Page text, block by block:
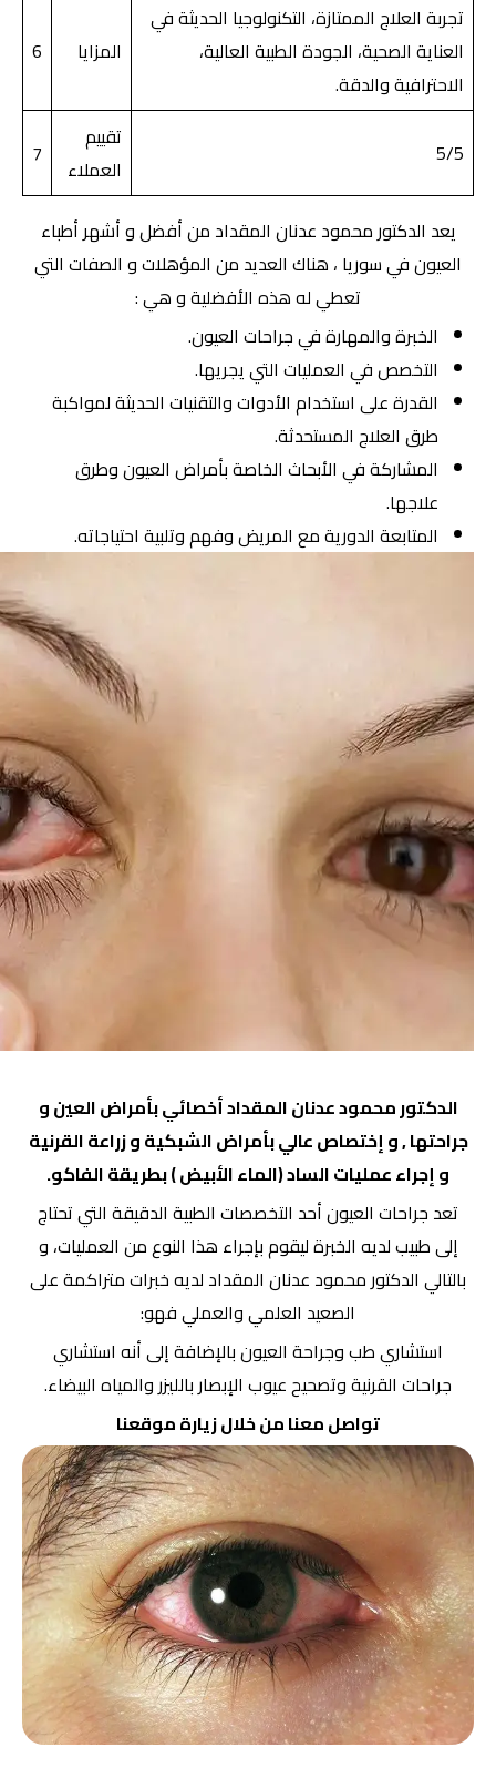
تجربة العلاج الممتازة، التكنولوجيا الحديثة في
العناية الصحية، الجودة الطبية العالية،
الاحترافية والدقة.
المزايا 6
5/5
تقييم
العملاء
7
يعد الدكتور محمود عدنان المقداد من أفضل و أشهر أطباء
العيون في سوريا ، هناك العديد من المؤهلات و الصفات التي
تعطي له هذه الأفضلية و هي :
الخبرة والمهارة في جراحات العيون.
التخصص في العمليات التي يجريها.
القدرة على استخدام الأدوات والتقنيات الحديثة لمواكبة
طرق العلاج المستحدثة.
المشاركة في الأبحاث الخاصة بأمراض العيون وطرق
علاجها.
المتابعة الدورية مع المريض وفهم وتلبية احتياجاته.
الدكتور محمود عدنان المقداد أخصائي بأمراض العين و
جراحتها , و إختصاص عالي بأمراض الشبكية و زراعة القرنية
و إجراء عمليات الساد (الماء الأبيض ) بطريقة الفاكو.
تعد جراحات العيون أحد التخصصات الطبية الدقيقة التي تحتاج
إلى طبيب لديه الخبرة ليقوم بإجراء هذا النوع من العمليات، و
بالتالي الدكتور محمود عدنان المقداد لديه خبرات متراكمة على
الصعيد العلمي والعملي فهو:
استشاري طب وجراحة العيون بالإضافة إلى أنه استشاري
جراحات القرنية وتصحيح عيوب الإبصار بالليزر والمياه البيضاء.
تواصل معنا من خلال زيارةموقعنا